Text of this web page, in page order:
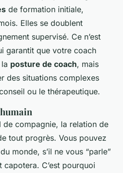
de formation initiale,
Elles se doublent
supervisé. Ce n’est
garantit que votre coach
posture de coach, mais
des situations complexes
ou le thérapeutique.
de compagnie, la relation de
tout progrès. Vous pouvez
monde, s’il ne vous “parle”
capotera. C’est pourquoi